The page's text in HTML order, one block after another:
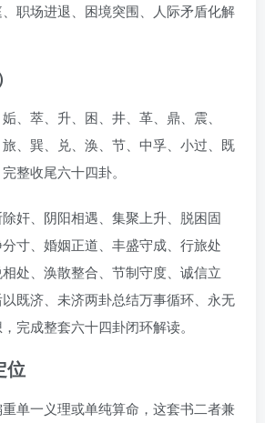
职场进退、困境突围、人际矛盾化解
、萃、升、困、井、革、鼎、震、
、巽、兑、涣、节、中孚、小过、既
整收尾六十四卦。
奸、阴阳相遇、集聚上升、脱困固
寸、婚姻正道、丰盛守成、行旅处
处、涣散整合、节制守度、诚信立
既济、未济两卦总结万事循环、永无
完成整套六十四卦闭环解读。
位
单一义理或单纯算命，这套书二者兼